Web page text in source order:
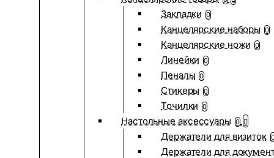
Закладки 0
Канцелярские наборы 0
Канцелярские ножи 0
Линейки 0
Пеналы 0
Стикеры 0
Точилки 0
Настольные аксессуары 0
Держатели для визиток
Держатели для